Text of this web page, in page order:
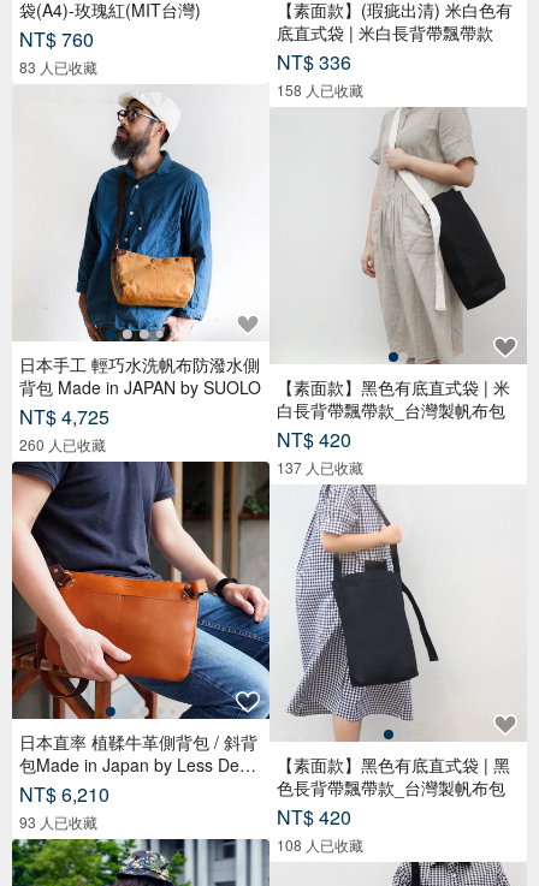
袋(A4)-玫瑰紅(MIT台灣)
NT$ 760
83 人已收藏
日本手工 輕巧水洗帆布防潑水側
背包 Made in JAPAN by SUOLO
NT$ 4,725
260 人已收藏
日本直率 植鞣牛革側背包 / 斜背
包Made in Japan by Less Desig
n
NT$ 6,210
93 人已收藏
【素面款】(瑕疵出清) 米白色有
底直式袋 | 米白長背帶飄帶款
NT$ 336
158 人已收藏
【素面款】黑色有底直式袋 | 米
白長背帶飄帶款_台灣製帆布包
NT$ 420
137 人已收藏
【素面款】黑色有底直式袋 | 黑
色長背帶飄帶款_台灣製帆布包
NT$ 420
108 人已收藏